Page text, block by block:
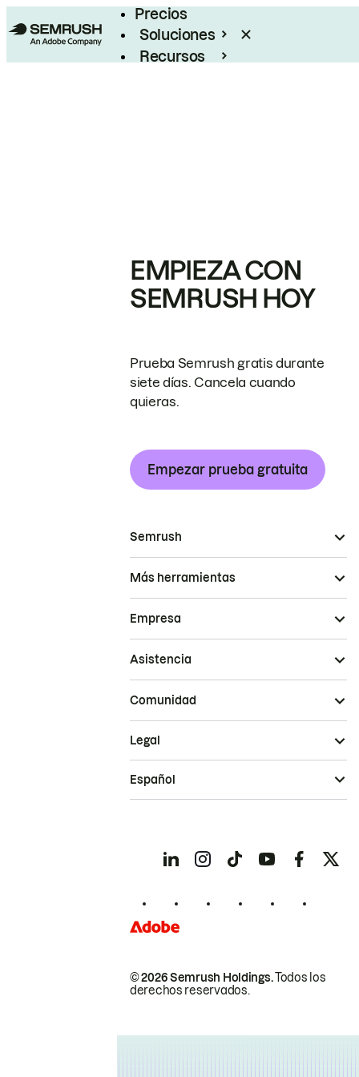
Precios
Soluciones
Recursos
EMPIEZA CON
SEMRUSH HOY
Prueba Semrush gratis durante
siete días. Cancela cuando
quieras.
Empezar prueba gratuita
Semrush
Más herramientas
Empresa
Asistencia
Comunidad
© 2026 Semrush Holdings.Todos los
derechos reservados.
Legal
Español